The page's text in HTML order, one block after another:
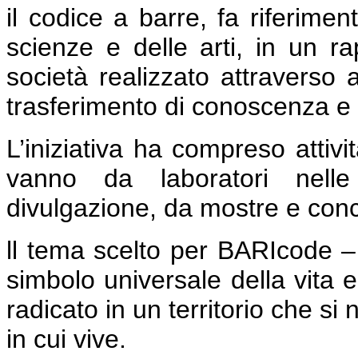
il codice a barre, fa
scienze e delle arti, in un
società realizzato attraverso
trasferimento di conoscenza
L’iniziativa ha compreso
vanno da laboratori
divulgazione, da mostre e
ll tema scelto per BARIcode
simbolo universale della vita
radicato in un territorio che si
in cui vive.